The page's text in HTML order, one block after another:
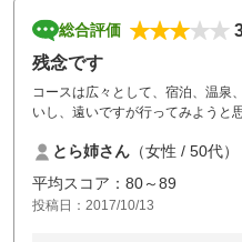
総合評価
残念です
コースは広々として、宿泊、温泉
いし、遠いですが行ってみようと
がりの誘導すら出来ない様では（
もう少し見直された方が良いと思
念です。温泉の受付のお姉さんだ
とら姉さん （女性 / 50代）
平均スコア：80～89
投稿日：2017/10/13